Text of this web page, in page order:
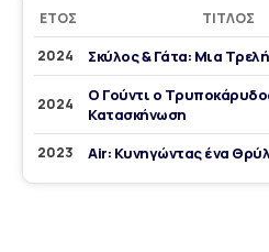
ΈΤΟΣ ΤΊΤΛΟΣ
2024
Σκύλος & Γάτα: Μια
2024
Ο Γούντι ο
Κατασκήνωση
2023 Air: Κυνηγώντας ένα